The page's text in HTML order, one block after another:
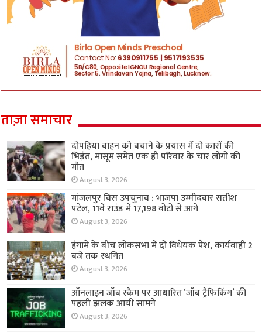
ताज़ा समाचार
दोपहिया वाहन को बचाने के प्रयास में दो कारों की
भिड़ंत, मासूम समेत एक ही परिवार के चार लोगों की
मौत
August 3, 2026
मांजलपुर विस उपचुनाव : भाजपा उम्मीदवार सतीश
पटेल, 11वें राउंड में 17,198 वोटों से आगे
August 3, 2026
हंगामे के बीच लोकसभा में दो विधेयक पेश, कार्यवाही 2
बजे तक स्थगित
August 3, 2026
ऑनलाइन जॉब स्कैम पर आधारित ‘जॉब ट्रैफिकिंग’ की
पहली झलक आयी सामने
August 3, 2026